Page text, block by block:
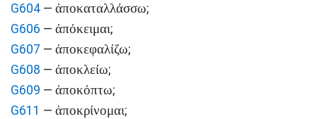
G604 — ἀποκαταλλάσσω;
G606 — ἀπόκειμαι;
G607 — ἀποκεφαλίζω;
G608 — ἀποκλείω;
G609 — ἀποκόπτω;
G611 — ἀποκρίνομαι;